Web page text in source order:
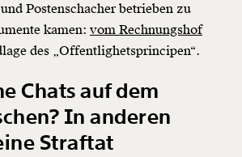
Postenschacher betrieben zu
kamen: vom Rechnungshof
des „Offentlighetsprincipen“.
Chats auf dem
In anderen
Straftat